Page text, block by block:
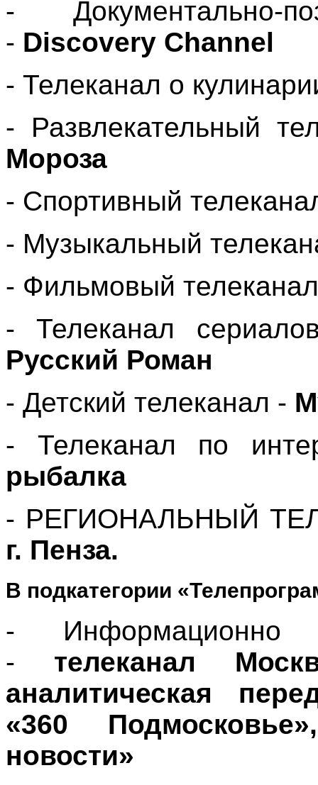
- Документально-
- Discovery Channel
- Телеканал о
- Развлекательный
Мороза
- Спортивный
- Музыкальный
- Фильмовый
- Телеканал
Русский Роман
- Детский телеканал -
- Телеканал по
рыбалка
- РЕГИОНАЛЬНЫЙ
г. Пенза.
В подкатегории
- Информационно
- телеканал
аналитическая
«360
новости»